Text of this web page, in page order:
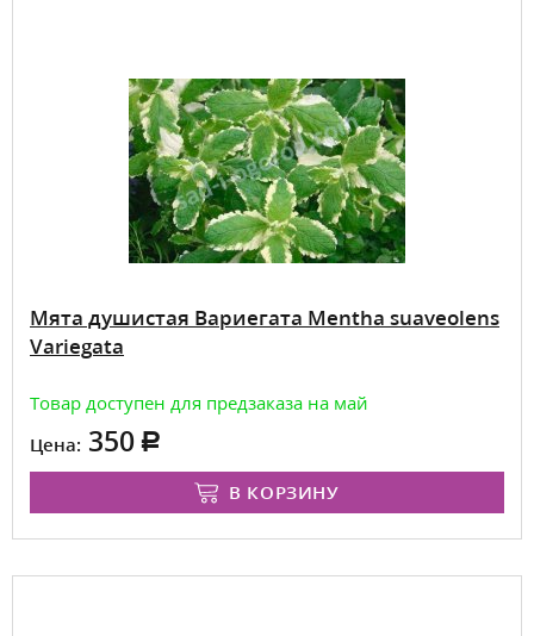
Мята душистая Вариегата Mentha suaveolens
Variegatа
Товар доступен для предзаказа на май
Цена: 350
В КОРЗИНУ